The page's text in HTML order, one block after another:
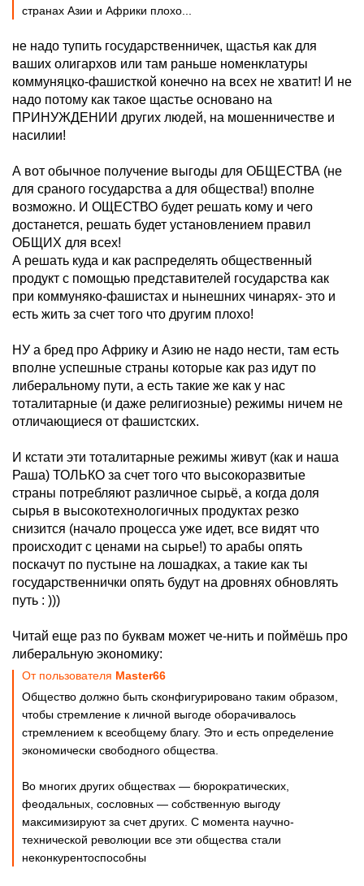
странах Азии и Африки плохо...
не надо тупить государственничек, щастья как для
ваших олигархов или там раньше номенклатуры
коммуняцко-фашисткой конечно на всех не хватит! И не
надо потому как такое щастье основано на
ПРИНУЖДЕНИИ других людей, на мошенничестве и
насилии!
А вот обычное получение выгоды для ОБЩЕСТВА (не
для сраного государства а для общества!) вполне
возможно. И ОЩЕСТВО будет решать кому и чего
достанется, решать будет установлением правил
ОБЩИХ для всех!
А решать куда и как распределять общественный
продукт с помощью представителей государства как
при коммуняко-фашистах и нынешних чинарях- это и
есть жить за счет того что другим плохо!
НУ а бред про Африку и Азию не надо нести, там есть
вполне успешные страны которые как раз идут по
либеральному пути, а есть такие же как у нас
тоталитарные (и даже религиозные) режимы ничем не
отличающиеся от фашистских.
И кстати эти тоталитарные режимы живут (как и наша
Раша) ТОЛЬКО за счет того что высокоразвитые
страны потребляют различное сырьё, а когда доля
сырья в высокотехнологичных продуктах резко
снизится (начало процесса уже идет, все видят что
происходит с ценами на сырье!) то арабы опять
поскачут по пустыне на лошадках, а такие как ты
государственнички опять будут на дровнях обновлять
путь : )))
Читай еще раз по буквам может че-нить и поймёшь про
либеральную экономику:
От пользователя Master66
Общество должно быть сконфигурировано таким образом,
чтобы стремление к личной выгоде оборачивалось
стремлением к всеобщему благу. Это и есть определение
экономически свободного общества.
Во многих других обществах — бюрократических,
феодальных, сословных — собственную выгоду
максимизируют за счет других. С момента научно-
технической революции все эти общества стали
неконкурентоспособны